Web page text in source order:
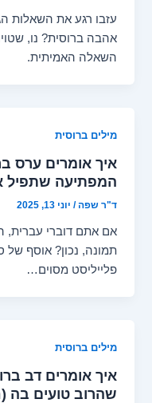
עזבו רגע את השאלות
אהבה ברוסית? נו,
השאלה האמיתית.
מילים ברוסית
איך אומרים ערס
המפתיעה שתפיל
ד"ר שפה/ יוני 13, 2025
אם אתם דוברי
תמונה, נכון? אוסף של
פלייליסט מסוים…
מילים ברוסית
איך אומרים דב
שהרוב טועים בה